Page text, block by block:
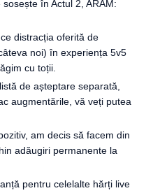
în Actul 2, ARAM:
distracția oferită de
noi) în experiența 5v5
cu toții.
de așteptare separată,
augmentările, vă veți putea
am decis să facem din
adăugiri permanente la
pentru celelalte hărți live